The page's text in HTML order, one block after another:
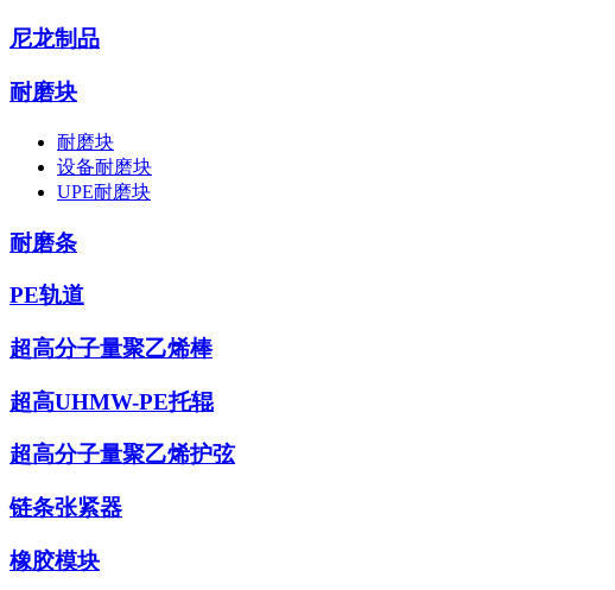
尼龙制品
耐磨块
耐磨块
设备耐磨块
UPE耐磨块
耐磨条
PE轨道
超高分子量聚乙烯棒
超高UHMW-PE托辊
超高分子量聚乙烯护弦
链条张紧器
橡胶模块